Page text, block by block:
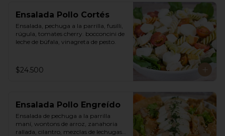
Ensalada Pollo Cortés
Ensalada, pechuga a la parrilla, fusilli,
rúgula, tomates cherry. bocconcini de
leche de búfala, vinagreta de pesto.
$24.500
Ensalada Pollo Engreído
Ensalada de pechuga a la parrilla
maní, wontons de arroz, zanahoria
rallada, cilantro, mezclas de lechugas,